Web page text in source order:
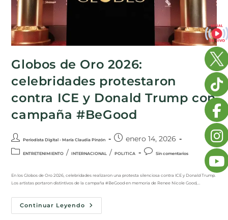
Globos de Oro 2026:
celebridades protestaron
contra ICE y Donald Trump con
campaña #BeGood
Periodista Digital - María Claudia Pinzón enero 14, 2026
ENTRETENIMIENTO / INTERNACIONAL / POLITICA Sin comentarios
En los Globos de Oro 2026, celebridades realizaron una protesta silenciosa contra ICE y Donald Trump.
Los artistas portaron distintivos de la campaña #BeGood en memoria de Renee Nicole Good,…
Continuar Leyendo